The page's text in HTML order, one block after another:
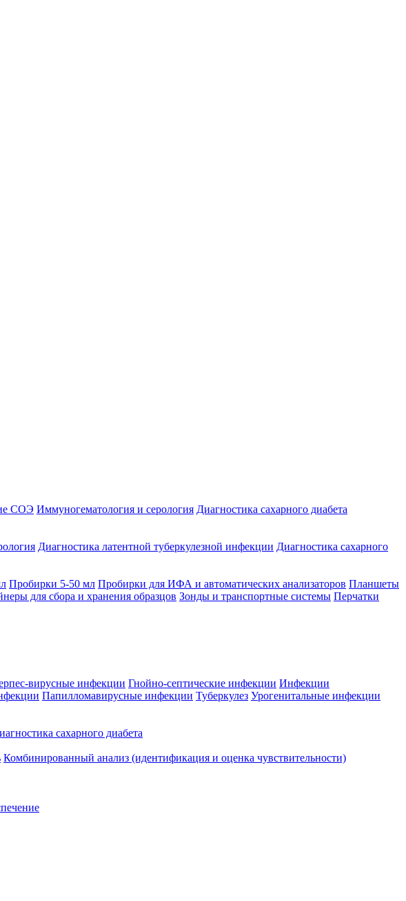
СОЭ Иммуногематология и серология Диагностика сахарного диабета
Диагностика латентной туберкулезной инфекции Диагностика сахарного
Пробирки 5-50 мл Пробирки для ИФА и автоматических анализаторов Планшеты
для сбора и хранения образцов Зонды и транспортные системы Перчатки
вирусные инфекции Гнойно-септические инфекции Инфекции
Папилломавирусные инфекции Туберкулез Урогенитальные инфекции
сахарного диабета
Комбинированный анализ (идентификация и оценка чувствительности)